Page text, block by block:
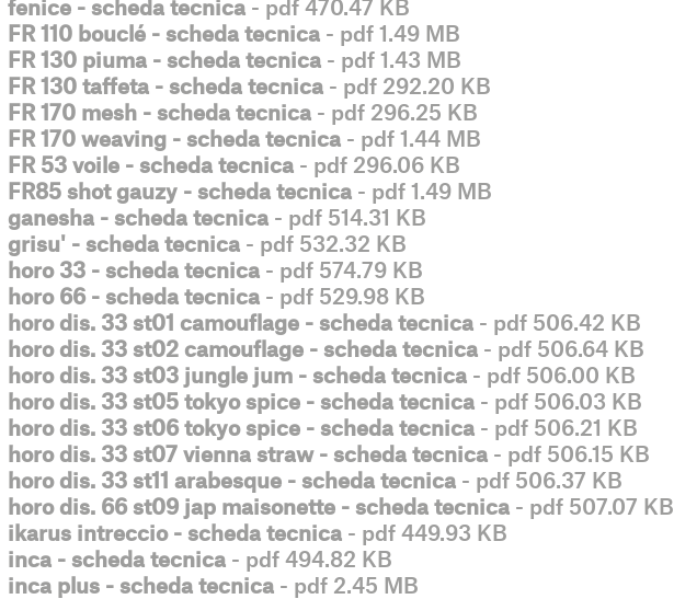
fenice - scheda tecnica - pdf 470.47 KB
FR 110 bouclé - scheda tecnica - pdf 1.49 MB
FR 130 piuma - scheda tecnica - pdf 1.43 MB
FR 130 taffeta - scheda tecnica - pdf 292.20 KB
FR 170 mesh - scheda tecnica - pdf 296.25 KB
FR 170 weaving - scheda tecnica - pdf 1.44 MB
FR 53 voile - scheda tecnica - pdf 296.06 KB
FR85 shot gauzy - scheda tecnica - pdf 1.49 MB
ganesha - scheda tecnica - pdf 514.31 KB
grisu' - scheda tecnica - pdf 532.32 KB
horo 33 - scheda tecnica - pdf 574.79 KB
horo 66 - scheda tecnica - pdf 529.98 KB
horo dis. 33 st01 camouflage - scheda tecnica - pdf 506.42 KB
horo dis. 33 st02 camouflage - scheda tecnica - pdf 506.64 KB
horo dis. 33 st03 jungle jum - scheda tecnica - pdf 506.00 KB
horo dis. 33 st05 tokyo spice - scheda tecnica - pdf 506.03 KB
horo dis. 33 st06 tokyo spice - scheda tecnica - pdf 506.21 KB
horo dis. 33 st07 vienna straw - scheda tecnica - pdf 506.15 KB
horo dis. 33 st11 arabesque - scheda tecnica - pdf 506.37 KB
horo dis. 66 st09 jap maisonette - scheda tecnica - pdf 507.07 KB
ikarus intreccio - scheda tecnica - pdf 449.93 KB
inca - scheda tecnica - pdf 494.82 KB
inca plus - scheda tecnica - pdf 2.45 MB